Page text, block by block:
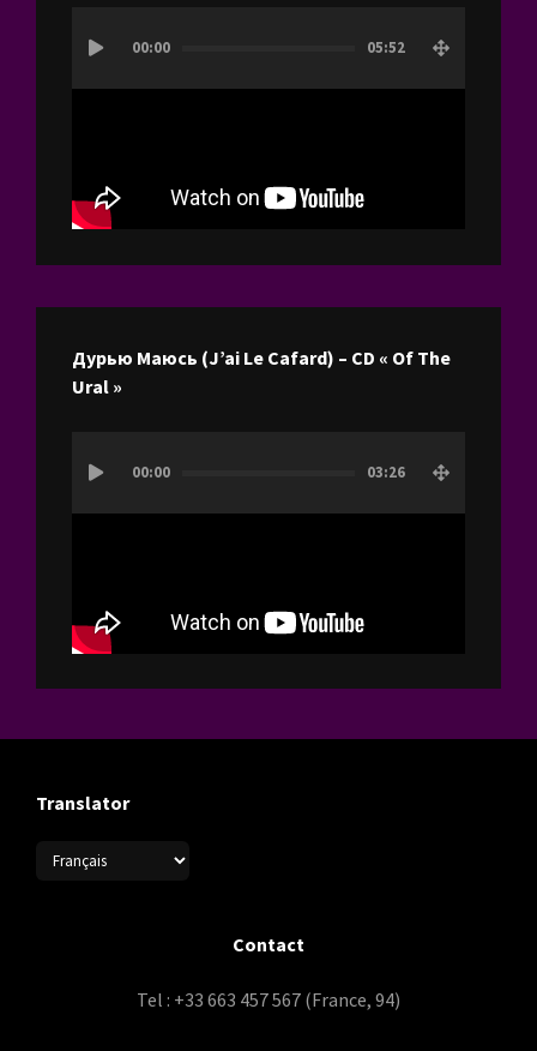
vidéo
00:00 05:52
Дурью Маюсь (J’ai Le Cafard) – CD « Of The
Ural »
vidéo
00:00 03:26
Translator
Contact
Tel : +33 663 457 567 (France, 94)